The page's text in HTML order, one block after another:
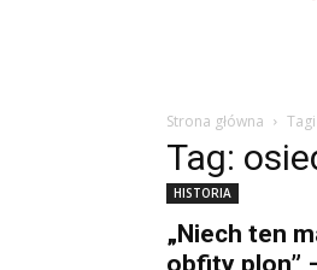
Strona główna Tagi
Tag:
HISTORIA
„Niech ten
obfity plon”